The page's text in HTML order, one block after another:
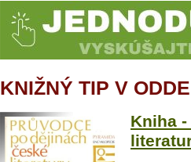
KNIŽNÝ TIP V
Kniha